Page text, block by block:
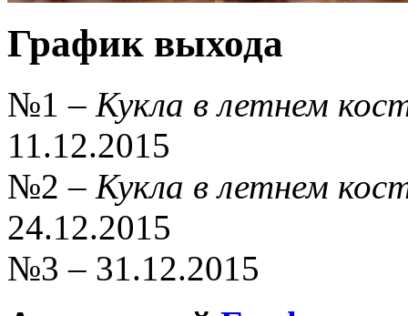
График выхода
№1 – Кукла в летнем
11.12.2015
№2 – Кукла в летнем
24.12.2015
№3 – 31.12.2015